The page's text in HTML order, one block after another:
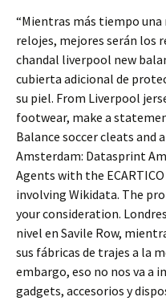
“Mientras más tiempo
relojes, mejores serán los
chandal liverpool new
cubierta adicional de
su piel. From Liverpool
footwear, make a
Balance soccer cleats and
Amsterdam: Datasprint
Agents with the
involving Wikidata. The
your consideration.
nivel en Savile Row,
sus fábricas de trajes a la
embargo, eso no nos va a
gadgets, accesorios y